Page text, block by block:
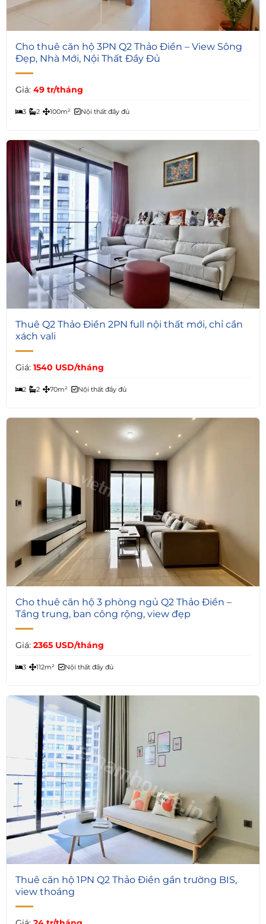
8
Cho thuê căn hộ 3PN Q2 Thảo Điền – View Sông
Đẹp, Nhà Mới, Nội Thất Đầy Đủ
Giá: 49 tr/tháng
3 2 100m² Nội thất đầy đủ
7
Thuê Q2 Thảo Điền 2PN full nội thất mới, chỉ cần
xách vali
Giá: 1540 USD/tháng
2 2 70m² Nội thất đầy đủ
8
Cho thuê căn hộ 3 phòng ngủ Q2 Thảo Điền –
Tầng trung, ban công rộng, view đẹp
Giá: 2365 USD/tháng
3 112m² Nội thất đầy đủ
6
Thuê căn hộ 1PN Q2 Thảo Điền gần trường BIS,
view thoáng